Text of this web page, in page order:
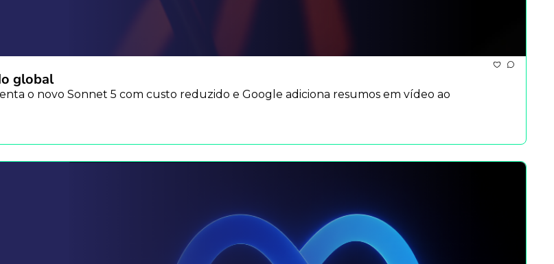
global
o novo Sonnet 5 com custo reduzido e Google adiciona resumos em vídeo ao